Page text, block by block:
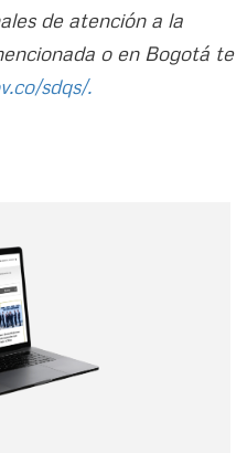
de atención a la
o en Bogotá te
sdqs/.